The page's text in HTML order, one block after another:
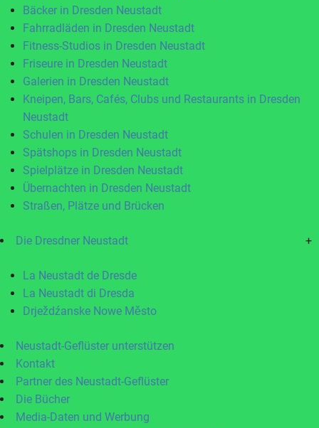
Bäcker in Dresden Neustadt
Fahrradläden in Dresden Neustadt
Fitness-Studios in Dresden Neustadt
Friseure in Dresden Neustadt
Galerien in Dresden Neustadt
Kneipen, Bars, Cafés, Clubs und Restaurants in Dresden
Neustadt
Schulen in Dresden Neustadt
Spätshops in Dresden Neustadt
Spielplätze in Dresden Neustadt
Übernachten in Dresden Neustadt
Straßen, Plätze und Brücken
Die Dresdner Neustadt +
La Neustadt de Dresde
La Neustadt di Dresda
Drježdźanske Nowe Město
Neustadt-Geflüster unterstützen
Kontakt
Partner des Neustadt-Geflüster
Die Bücher
Media-Daten und Werbung